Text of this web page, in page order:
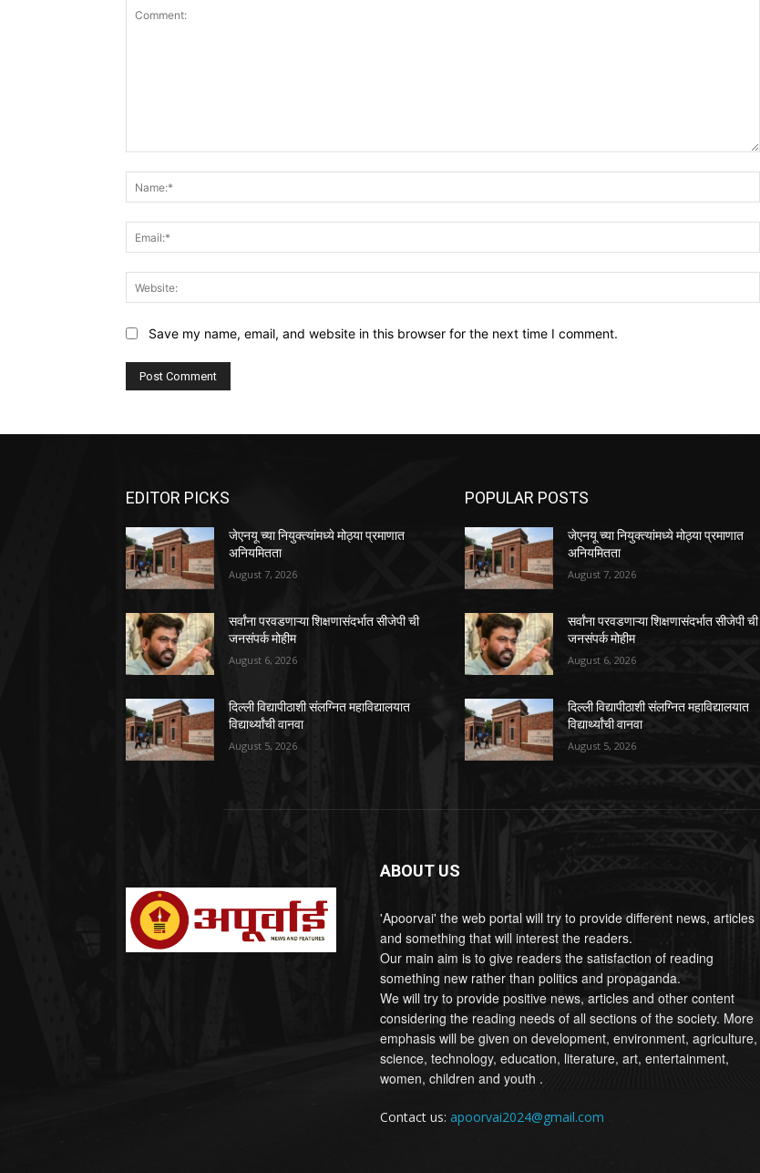
Save my name, email, and website in this browser for the next time I comment.
EDITOR PICKS
जेएनयू च्या नियुक्त्यांमध्ये मोठ्या प्रमाणात
अनियमितता
August 7, 2026
सर्वांना परवडणाऱ्या शिक्षणासंदर्भात सीजेपी ची
जनसंपर्क मोहीम
August 6, 2026
दिल्ली विद्यापीठाशी संलग्नित महाविद्यालयात
विद्यार्थ्यांची वानवा
August 5, 2026
POPULAR POSTS
जेएनयू च्या नियुक्त्यांमध्ये मोठ्या प्रमाणात
अनियमितता
August 7, 2026
सर्वांना परवडणाऱ्या शिक्षणासंदर्भात सीजेपी ची
जनसंपर्क मोहीम
August 6, 2026
दिल्ली विद्यापीठाशी संलग्नित महाविद्यालयात
विद्यार्थ्यांची वानवा
August 5, 2026
ABOUT US
'Apoorvai' the web portal will try to provide different news, articles
and something that will interest the readers.
Our main aim is to give readers the satisfaction of reading
something new rather than politics and propaganda.
We will try to provide positive news, articles and other content
considering the reading needs of all sections of the society. More
emphasis will be given on development, environment, agriculture,
science, technology, education, literature, art, entertainment,
women, children and youth .
Contact us: apoorvai2024@gmail.com